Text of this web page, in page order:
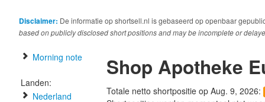
Disclaimer: De informatie op shortsell.nl is gebaseerd op openbaar
based on publicly disclosed short positions and may be incomplete or
Morning note
Landen:
Nederland
Shop Apotheke
Totale netto shortpositie op Aug. 9, 2026: